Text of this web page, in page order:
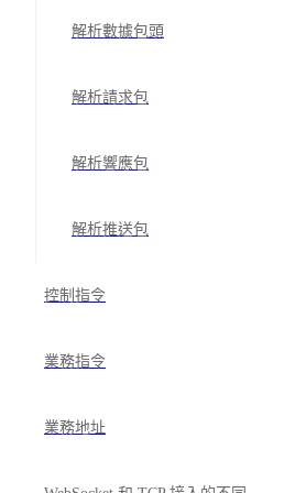
解析數據包頭
解析請求包
解析響應包
解析推送包
控制指令
業務指令
業務地址